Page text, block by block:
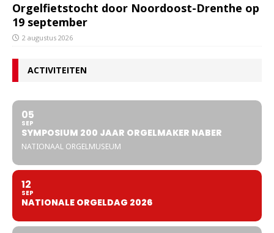
Orgelfietstocht door Noordoost-Drenthe op
19 september
2 augustus 2026
ACTIVITEITEN
05
SEP
SYMPOSIUM 200 JAAR ORGELMAKER NABER
NATIONAAL ORGELMUSEUM
12
SEP
NATIONALE ORGELDAG 2026